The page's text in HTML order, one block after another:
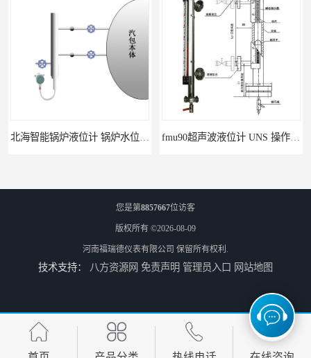
FMP43 润滑油雷达液位计 能够提供定制服务 云南高加智能锅炉汽包液位计 窑头窑尾液位计
您是第8857667位访客
版权所有 ©2026-08-09
河南福瑞德仪表有限公司 保留所有权利.
技术支持： 八方资源网 免责声明 管理员入口 网站地图